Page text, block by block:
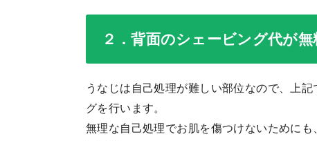
２．背面のシェービング代が無
うなじは自己処理が難しい部位なので、上
グを行います。
無理な自己処理でお肌を傷つけないために